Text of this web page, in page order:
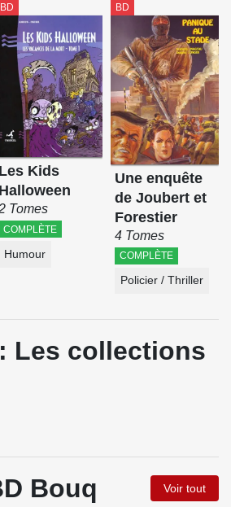
BD
Les Kids
Halloween
Tomes
COMPLÈTE
Humour
BD
Une enquête
de Joubert et
Forestier
4 Tomes
COMPLÈTE
Policier / Thriller
Les collections
Bouq Voir tout